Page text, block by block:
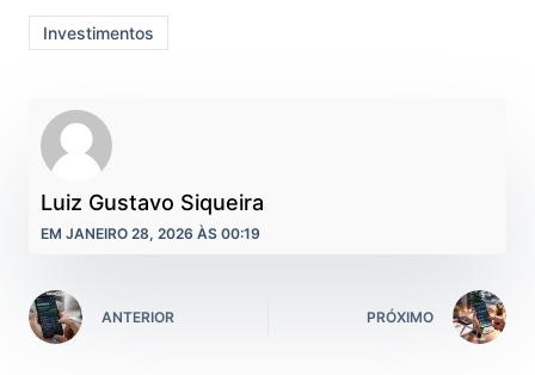
Investimentos
Luiz Gustavo Siqueira
EM JANEIRO 28, 2026 ÀS 00:19
ANTERIOR PRÓXIMO